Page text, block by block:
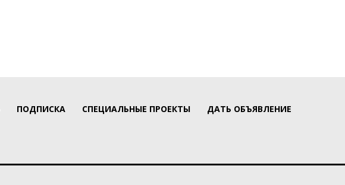
ПОДПИСКА СПЕЦИАЛЬНЫЕ ПРОЕКТЫ ДАТЬ ОБЪЯВЛЕНИЕ